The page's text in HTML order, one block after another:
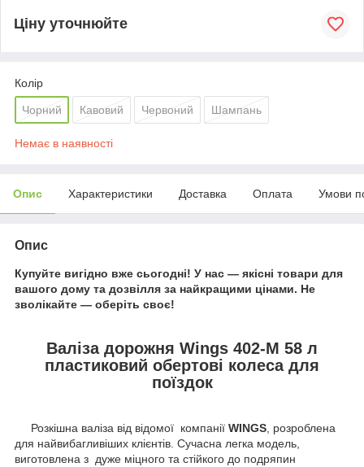
Ціну уточнюйте
Колір
Чорний Кавовий Червоний Шампань
Немає в наявності
Опис Характеристики Доставка Оплата Умови
Опис
Купуйте вигідно вже сьогодні! У нас — якісні товари для
вашого дому та дозвілля за найкращими цінами. Не
зволікайте — оберіть своє!
Валіза дорожня Wings 402-M 58 л
пластиковий обертові колеса для
поїздок
Розкішна валіза від відомої компанії WINGS , розроблена
для найвибагливіших клієнтів. Сучасна легка модель,
виготовлена з дуже міцного та стійкого до подряпин